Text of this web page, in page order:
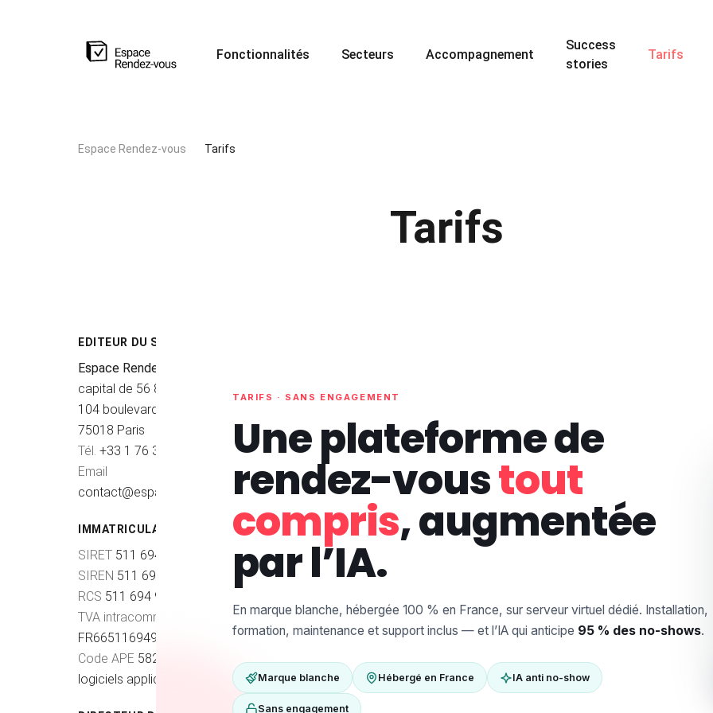
Fonctionnalités Secteurs Accompagnement
Success
stories
Tarifs
Espace Rendez-vous Tarifs
Tarifs
EDITEUR DU SITE
Espace Rendez-vous
capital de 56 800 €
104 boulevard de Clichy
75018 Paris
Tél. +33 1 76 34 11 27
Email
contact@espacerendezvous.com
IMMATRICULATION
SIRET 511 694 903 00051
SIREN 511 694 903
RCS 511 694 903 R.C.S. Paris
TVA intracommunautaire
FR66511694903
Code APE 5829C — Édition de
logiciels applicatifs
TARIFS · SANS ENGAGEMENT
Une plateforme de
rendez-voustout
compris, augmentée
par l’IA.
En marque blanche, hébergée 100 % en France, sur serveur virtuel dédié. Installation,
formation, maintenance et support inclus — et l’IA qui anticipe 95 % des no-shows.
Marque blanche Hébergé en France IA anti no-show
Sans engagement